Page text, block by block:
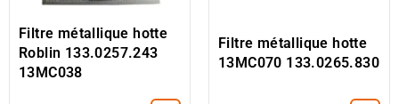
Filtre métallique hotte
Roblin 133.0257.243
13MC038
Filtre métallique hotte
13MC070 133.0265.830